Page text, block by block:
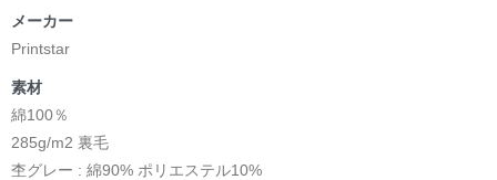
<デザイン画集&グッズカタログ>
＿＿＿＿＿＿＿＿＿＿＿＿＿＿＿＿＿＿＿＿＿＿
小説 [弛まぬ言霊]
メーカー
Printstar
素材
綿100％
285g/m2 裏毛
杢グレー : 綿90% ポリエステル10%